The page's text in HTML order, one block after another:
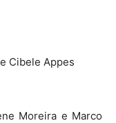
Cibele Appes
Moreira e Marco